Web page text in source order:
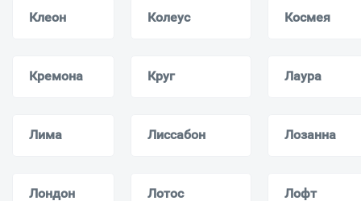
Клеон Колеус Космея
Кремона Круг Лаура
Лима Лиссабон Лозанна
Лондон Лотос Лофт